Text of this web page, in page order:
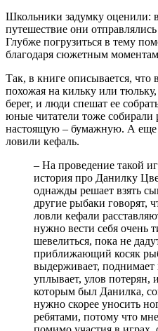
Школьники задумку оценили:
путешествие они
Глубже погрузиться в тему
благодаря сюжетным
Так, в книге описывается,
похожая на кильку или
берег, и люди спешат ее
юные читатели тоже собирали
настоящую – бумажную. А еще
ловили кефаль.
– На проведение такой
история про Данилку
однажды решает взять
другие рыбаки говорят,
ловли кефали
нужно вести себя очень
шевелиться, пока не
приближающий косяк
выдерживает,
уплывает, улов потерян,
которым был Данилка,
нужно скорее уносить
ребятами, потому что